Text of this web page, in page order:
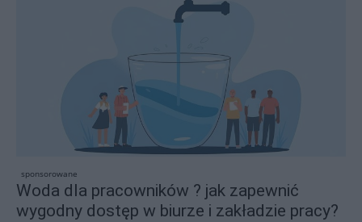
sponsorowane
Woda dla pracowników ? jak zapewnić
wygodny dostęp w biurze i zakładzie pracy?